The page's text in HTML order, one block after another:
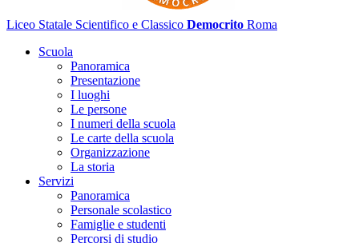
Liceo Statale Scientifico e Classico Democrito Roma
Scuola
Panoramica
Presentazione
I luoghi
Le persone
I numeri della scuola
Le carte della scuola
Organizzazione
La storia
Servizi
Panoramica
Personale scolastico
Famiglie e studenti
Percorsi di studio